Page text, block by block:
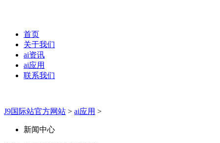
首页
关于我们
ai资讯
ai应用
联系我们
J9国际站官方网站 > ai应用 >
新闻中心